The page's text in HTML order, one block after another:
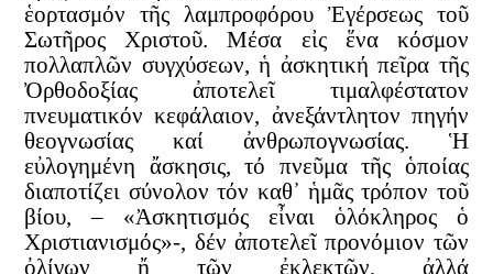
ἑορτασμόν τῆς λαμπροφόρου Ἐγέρσεως τοῦ
Σωτῆρος Χριστοῦ. Μέσα εἰς ἕνα κόσμον
πολλαπλῶν συγχύσεων, ἡ ἀσκητική πεῖρα τῆς
Ὀρθοδοξίας ἀποτελεῖ τιμαλφέστατον
πνευματικόν κεφάλαιον, ἀνεξάντλητον πηγήν
θεογνωσίας καί ἀνθρωπογνωσίας. Ἡ
εὐλογημένη ἄσκησις, τό πνεῦμα τῆς ὁποίας
διαποτίζει σύνολον τόν καθ᾿ ἡμᾶς τρόπον τοῦ
βίου, – «Ἀσκητισμός εἶναι ὁλόκληρος ὁ
Χριστιανισμός»-, δέν ἀποτελεῖ προνόμιον τῶν
ὀλίγων ἤ τῶν ἐκλεκτῶν, ἀλλά